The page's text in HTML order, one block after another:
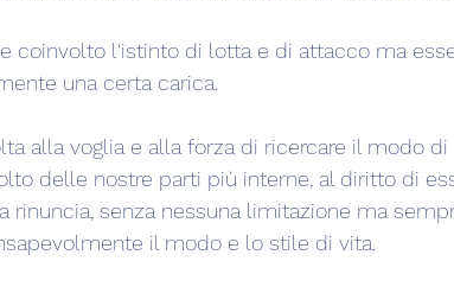
coinvolto l'istinto di lotta e di attacco ma
una certa carica.
alla voglia e alla forza di ricercare il modo
delle nostre parti più interne, al diritto di
rinuncia, senza nessuna limitazione ma
il modo e lo stile di vita.